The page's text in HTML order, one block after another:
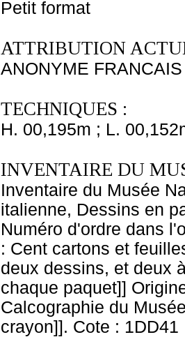
Petit format
ATTRIBUTION
ANONYME
TECHNIQUES :
H. 00,195m ; L.
INVENTAIRE DU
Inventaire du Musée
italienne, Dessins en
Numéro d'ordre dans
: Cent cartons et
deux dessins, et deux
chaque paquet]]
Calcographie du
crayon]]. Cote : 1DD41